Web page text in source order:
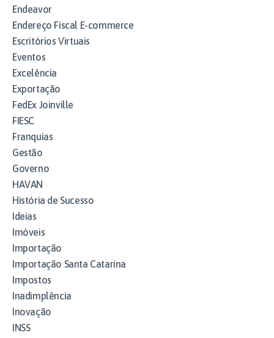
Endeavor
Endereço Fiscal E-commerce
Escritórios Virtuais
Eventos
Excelência
Exportação
FedEx Joinville
FIESC
Franquias
Gestão
Governo
HAVAN
História de Sucesso
Ideias
Imóveis
Importação
Importação Santa Catarina
Impostos
Inadimplência
Inovação
INSS